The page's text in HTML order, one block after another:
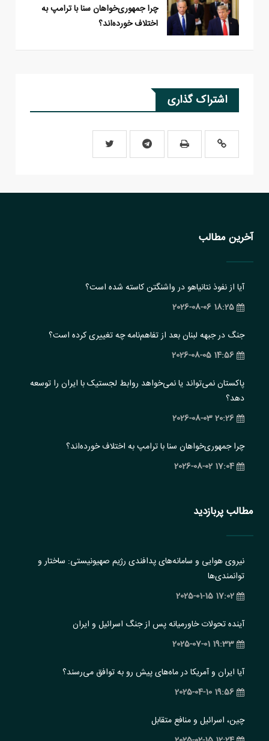
چرا جمهوری‌خواهان سنا با ترامپ به
اختلاف خورده‌اند؟
اشتراک گذاری
آخرین مطالب
آیا از نفوذ نتانیاهو در واشنگتن کاسته شده است؟
18:25 2026-08-06
جنگ در جبهه لبنان بعد از تفاهم‌نامه چه تغییری کرده است؟
14:56 2026-08-05
پاکستان نمی‌تواند یا نمی‌خواهد روابط لجستیک با ایران را توسعه
دهد؟
20:26 2026-08-03
چرا جمهوری‌خواهان سنا با ترامپ به اختلاف خورده‌اند؟
17:04 2026-08-02
مطالب پربازدید
نیروی هوایی و سامانه‌های پدافندی رژیم صهیونیستی: ساختار و
‏توانمندی‌ها
17:02 2025-01-15
آینده تحولات خاورمیانه پس از جنگ اسرائیل و ایران
19:33 2025-07-01
آیا ایران و آمریکا در ماه‌های پیش رو به توافق می‌رسند؟
19:56 2025-04-10
چین، اسرائیل و منافع متقابل